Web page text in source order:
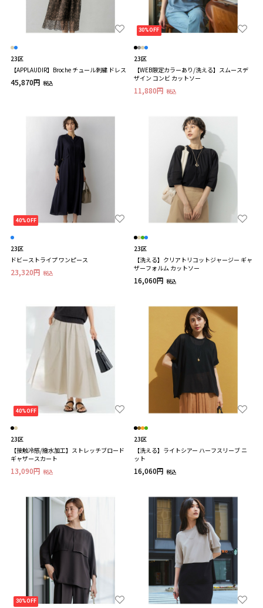
23区
【APPLAUDIR】Broche チュール刺繍 ドレス
45,870円 税込
30%OFF
23区
【WEB限定カラーあり/洗える】スムースデ
ザイン コンビ カットソー
11,880円 税込
40%OFF
23区
ドビーストライプ ワンピース
23,320円 税込
23区
【洗える】クリアトリコットジャージー ギャ
ザーフォルム カットソー
16,060円 税込
40%OFF
23区
【接触冷感/撥水加工】ストレッチブロード
ギャザースカート
13,090円 税込
23区
【洗える】ライトシアー ハーフスリーブ ニ
ット
16,060円 税込
30%OFF